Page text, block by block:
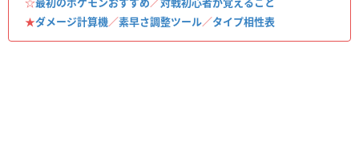
★ダメージ計算機／素早さ調整ツール／タイプ相性表